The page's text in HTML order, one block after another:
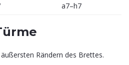
a7–h7
Rändern des Brettes.